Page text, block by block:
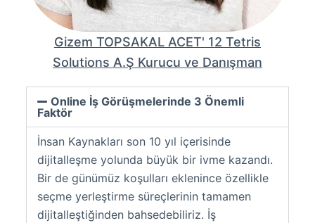
Gizem TOPSAKAL ACET' 12 Tetris
Solutions A.Ş Kurucu ve Danışman
Online İş Görüşmelerinde 3 Önemli
Faktör
İnsan Kaynakları son 10 yıl içerisinde
dijitalleşme yolunda büyük bir ivme kazandı.
Bir de günümüz koşulları eklenince özellikle
seçme yerleştirme süreçlerinin tamamen
dijitalleştiğinden bahsedebiliriz. İş